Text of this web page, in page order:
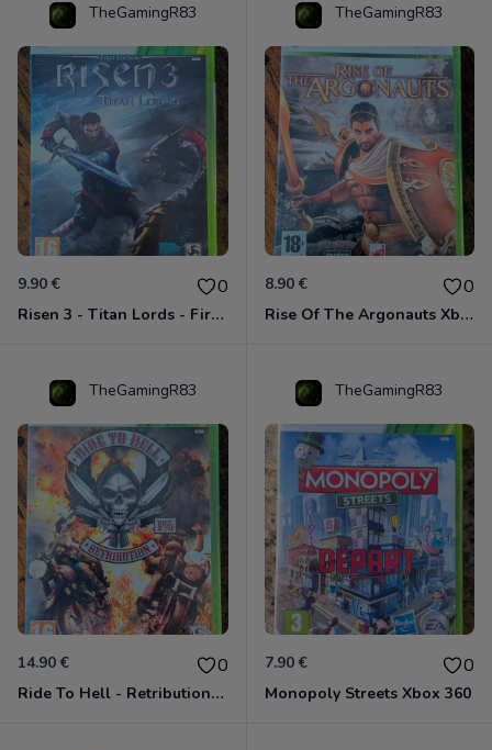
TheGamingR83
9.90 € 0
Risen 3 - Titan Lords - First Edition Xbox 360
TheGamingR83
8.90 € 0
Rise Of The Argonauts Xbox 360
TheGamingR83
14.90 € 0
Ride To Hell - Retribution Xbox 360
TheGamingR83
7.90 € 0
Monopoly Streets Xbox 360